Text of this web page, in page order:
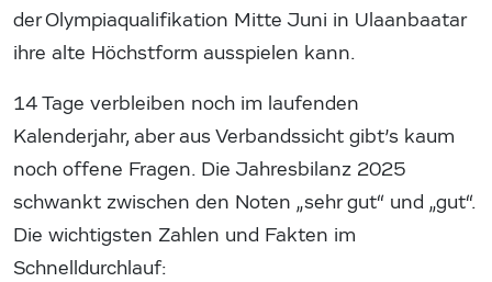
der Olympiaqualifikation Mitte Juni in Ulaanbaatar
ihre alte Höchstform ausspielen kann.
14 Tage verbleiben noch im laufenden
Kalenderjahr, aber aus Verbandssicht gibt’s kaum
noch offene Fragen. Die Jahresbilanz 2025
schwankt zwischen den Noten „sehr gut“ und „gut“.
Die wichtigsten Zahlen und Fakten im
Schnelldurchlauf: